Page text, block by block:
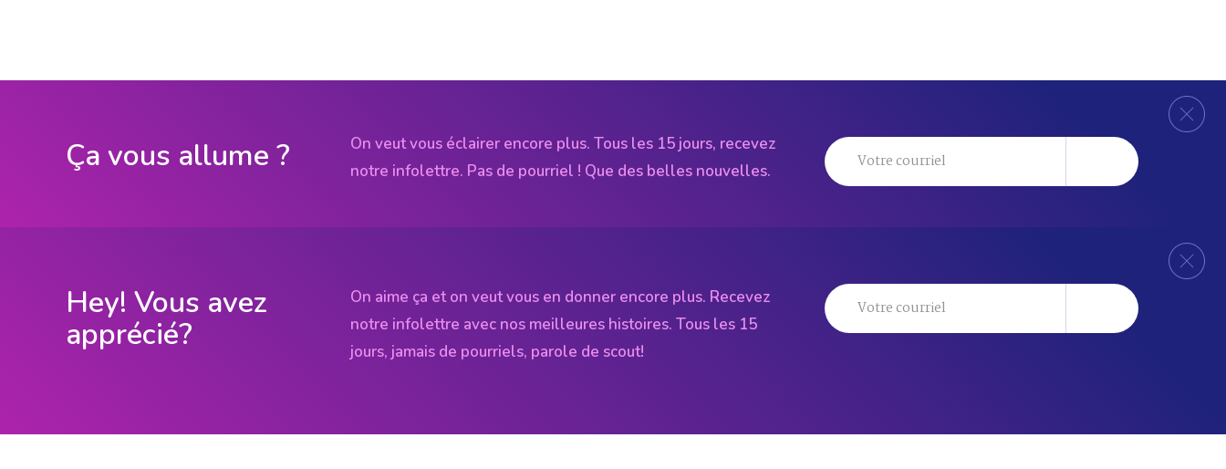
Ça vous allume ?
On veut vous éclairer encore plus. Tous les 15 jours, recevez
notre infolettre. Pas de pourriel ! Que des belles nouvelles.
Hey! Vous avez
apprécié?
On aime ça et on veut vous en donner encore plus. Recevez
notre infolettre avec nos meilleures histoires. Tous les 15
jours, jamais de pourriels, parole de scout!